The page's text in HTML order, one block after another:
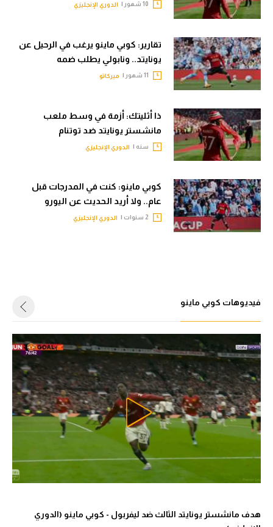
الدوري الإنجليزي
تقارير: كوبي ماينو يرغب في الرحيل عن
يونايتد.. ونابولي يطلب ضمه
ميركاتو
ذا أثليتك: أزمة في وسط ملعب
مانشستر يونايتد ضد توتنام
سنه | الدوري الإنجليزي
كوبي ماينو: كنت في المدرجات قبل
عام.. ولا أريد الحديث عن اليورو
الدوري الإنجليزي
فيديوهات كوبي ماينو
هدف مانشستر يونايتد الثالث ضد ليفربول - كوبي ماينو (الدوري